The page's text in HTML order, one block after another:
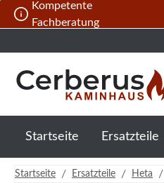
Hauptinhalt springen
Zur Suche springen
Zur Hauptnavigation springen
Kompetente
Fachberatung
Startseite Ersatzteile
Startseite / Ersatzteile / Heta /